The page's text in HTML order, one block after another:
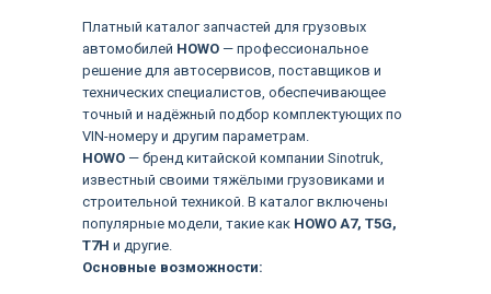
Платный каталог запчастей для грузовых
автомобилей HOWO — профессиональное
решение для автосервисов, поставщиков и
технических специалистов, обеспечивающее
точный и надёжный подбор комплектующих по
VIN-номеру и другим параметрам.
HOWO — бренд китайской компании Sinotruk,
известный своими тяжёлыми грузовиками и
строительной техникой. В каталог включены
популярные модели, такие как HOWO A7, T5G,
T7H и другие.
Основные возможности: